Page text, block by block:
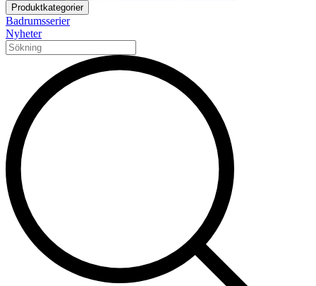
Produktkategorier
Badrumsserier
Nyheter